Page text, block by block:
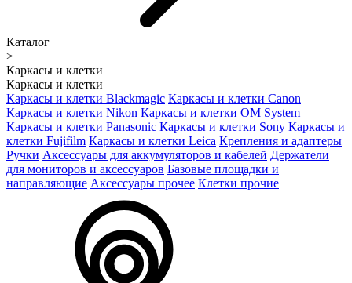
Каталог
>
Каркасы и клетки
Каркасы и клетки
Каркасы и клетки Blackmagic Каркасы и клетки Canon
Каркасы и клетки Nikon Каркасы и клетки OM System
Каркасы и клетки Panasonic Каркасы и клетки Sony Каркасы и
клетки Fujifilm Каркасы и клетки Leica Крепления и адаптеры
Ручки Аксессуары для аккумуляторов и кабелей Держатели
для мониторов и аксессуаров Базовые площадки и
направляющие Аксессуары прочее Клетки прочие